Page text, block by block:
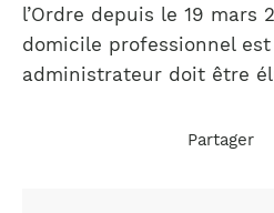
l’Ordre depuis le 19 mars
domicile professionnel
administrateur doit être
Partager